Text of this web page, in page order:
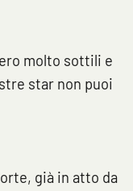
molto sottili e
star non puoi
già in atto da